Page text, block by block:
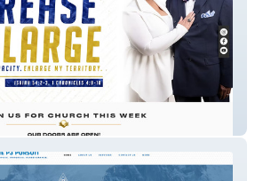
International